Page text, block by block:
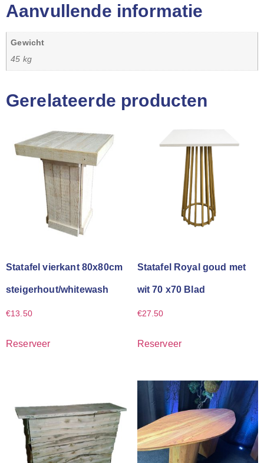
Aanvullende informatie
Gewicht
45 kg
Gerelateerde producten
Statafel vierkant 80x80cm
steigerhout/whitewash
€13.50
Reserveer
Statafel Royal goud met
wit 70 x70 Blad
€27.50
Reserveer